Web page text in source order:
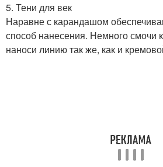
5. Тени для век
Наравне с карандашом
способ нанесения. Немного смочи
наноси линию так же, как и